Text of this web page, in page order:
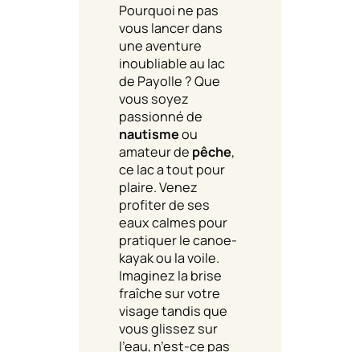
Pourquoi ne pas
vous lancer dans
une aventure
inoubliable au lac
de Payolle ? Que
vous soyez
passionné de
nautismeou
amateur de pêche,
ce lac a tout pour
plaire. Venez
profiter de ses
eaux calmes pour
pratiquer le canoe-
kayak ou la voile.
Imaginez la brise
fraîche sur votre
visage tandis que
vous glissez sur
l’eau, n’est-ce pas